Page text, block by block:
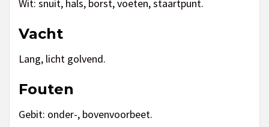
Wit: snuit, hals, borst, voeten, staartpunt.
Vacht
Lang, licht golvend.
Fouten
Gebit: onder-, bovenvoorbeet.